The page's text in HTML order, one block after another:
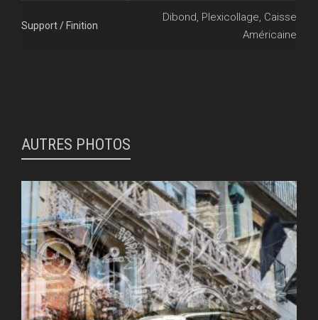
Support / Finition
Dibond, Plexicollage, Caisse
Américaine
AUTRES PHOTOS